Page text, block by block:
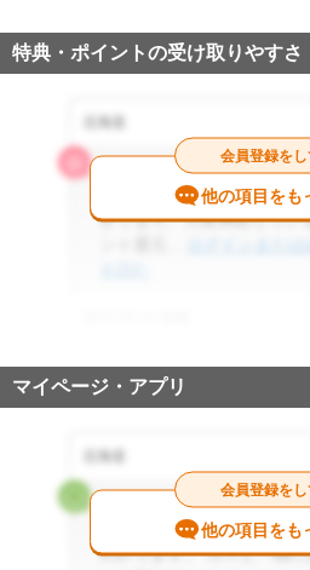
特典・ポイントの受け取りやすさ
エコジョーズと一緒に申し
きくなり、大変満足してい
他の項目をも
会員登録をし
マイページ・アプリ
書面もわかりやすく、1ヶ
わかります。 ガスと一緒に
他の項目をも
会員登録をし